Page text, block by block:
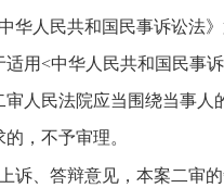
华人民共和国民事诉讼法
用<中华人民共和国民事
人民法院应当围绕当事人
，不予审理。
诉、答辩意见，本案二审